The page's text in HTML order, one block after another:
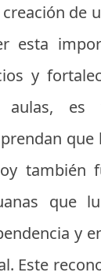
de
esta
y
aulas, es
que
también
que
y
Este